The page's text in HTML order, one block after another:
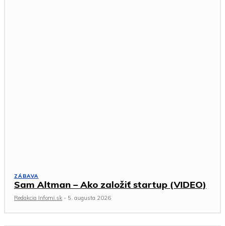
ZÁBAVA
Sam Altman – Ako založiť startup (VIDEO)
Redakcia Infomi.sk - 5. augusta 2026